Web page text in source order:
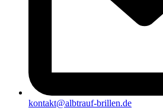
kontakt@albtrauf-brillen.de